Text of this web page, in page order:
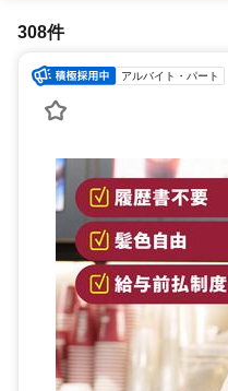
308件
アルバイト・パート